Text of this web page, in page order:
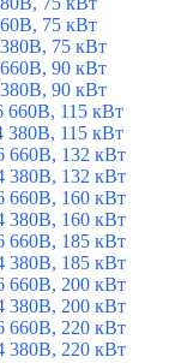
75 кВт
75 кВт
90 кВт
90 кВт
115 кВт
115 кВт
660В, 132 кВт
380В, 132 кВт
660В, 160 кВт
380В, 160 кВт
660В, 185 кВт
380В, 185 кВт
660В, 200 кВт
380В, 200 кВт
660В, 220 кВт
380В, 220 кВт